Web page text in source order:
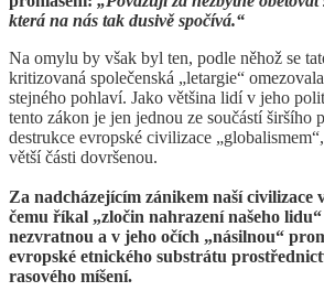
která na nás tak dusivě spočívá.“
Na omylu by však byl ten, podle něhož se
kritizovaná společenská „letargie“
stejného pohlaví. Jako většina lidí v jeho
tento zákon je jen jednou ze součástí širšího
destrukce evropské civilizace
větší části dovršenou.
Za nadcházejícím zánikem naší civilizace
čemu říkal „zločin nahrazení našeho
nezvratnou a v jeho očích „násilnou“
evropské etnického substrátu
rasového míšení.